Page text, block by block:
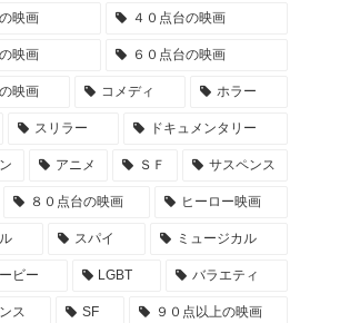
映画 ４０点台の映画
映画 ６０点台の映画
映画 コメディ ホラー
スリラー ドキュメンタリー
アニメ ＳＦ サスペンス
８０点台の映画 ヒーロー映画
スパイ ミュージカル
ビー LGBT バラエティ
ス SF ９０点以上の映画